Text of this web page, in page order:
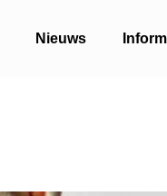
Nieuws